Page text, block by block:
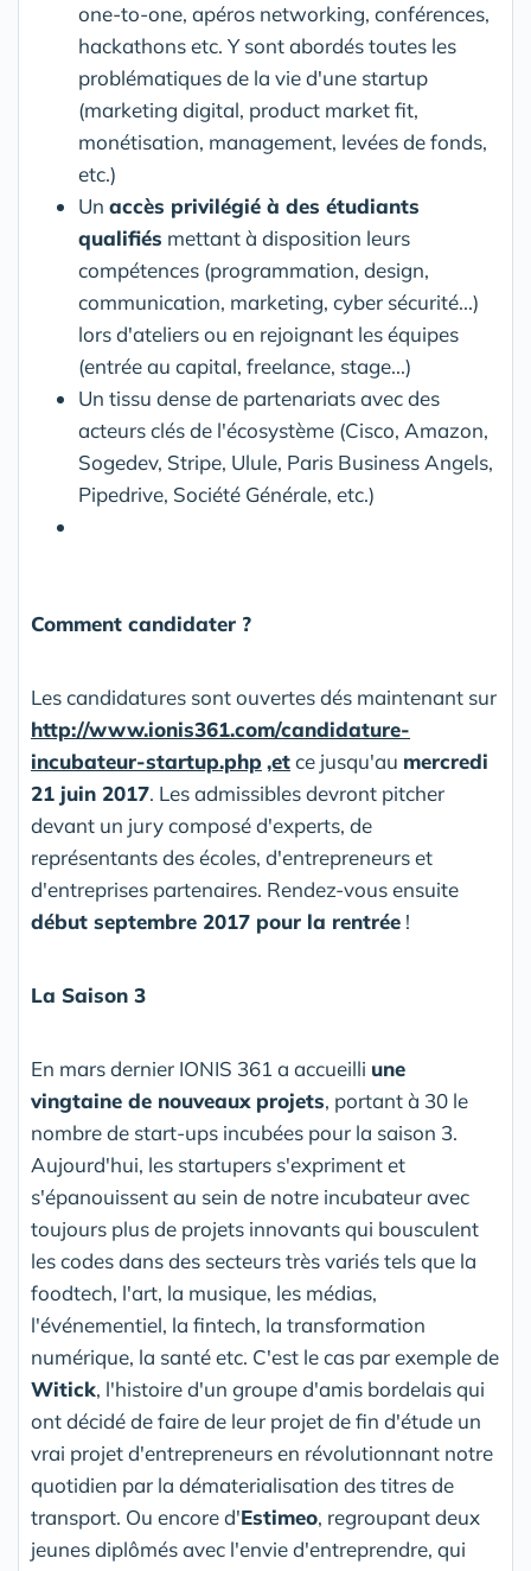
one-to-one, apéros networking, conférences,
hackathons etc. Y sont abordés toutes les
problématiques de la vie d'une startup
(marketing digital, product market fit,
monétisation, management, levées de fonds,
etc.)
Un accès privilégié à des étudiants
qualifiés mettant à disposition leurs
compétences (programmation, design,
communication, marketing, cyber sécurité...)
lors d'ateliers ou en rejoignant les équipes
(entrée au capital, freelance, stage...)
Un tissu dense de partenariats avec des
acteurs clés de l'écosystème (Cisco, Amazon,
Sogedev, Stripe, Ulule, Paris Business Angels,
Pipedrive, Société Générale, etc.)
Comment candidater ?
Les candidatures sont ouvertes dés maintenant sur
http://www.ionis361.com/candidature-
incubateur-startup.php ,etce jusqu'au mercredi
21 juin 2017. Les admissibles devront pitcher
devant un jury composé d'experts, de
représentants des écoles, d'entrepreneurs et
d'entreprises partenaires. Rendez-vous ensuite
début septembre 2017 pour la rentrée !
La Saison 3
En mars dernier IONIS 361 a accueilli une
vingtaine de nouveaux projets, portant à 30 le
nombre de start-ups incubées pour la saison 3.
Aujourd'hui, les startupers s'expriment et
s'épanouissent au sein de notre incubateur avec
toujours plus de projets innovants qui bousculent
les codes dans des secteurs très variés tels que la
foodtech, l'art, la musique, les médias,
l'événementiel, la fintech, la transformation
numérique, la santé etc. C'est le cas par exemple de
Witick, l'histoire d'un groupe d'amis bordelais qui
ont décidé de faire de leur projet de fin d'étude un
vrai projet d'entrepreneurs en révolutionnant notre
quotidien par la dématerialisation des titres de
transport. Ou encore d'Estimeo, regroupant deux
jeunes diplômés avec l'envie d'entreprendre, qui